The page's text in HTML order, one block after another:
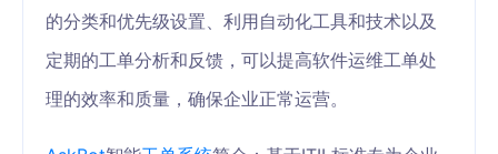
的分类和优先级设置、利用自动化工具和技术以及
定期的工单分析和反馈，可以提高软件运维工单处
理的效率和质量，确保企业正常运营。